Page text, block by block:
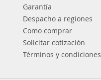
Garantía
Despacho a regiones
Como comprar
Solicitar cotización
Términos y condiciones